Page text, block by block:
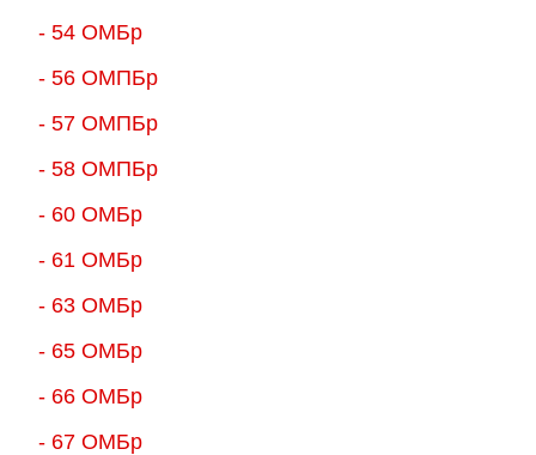
- 54 ОМБр
- 56 ОМПБр
- 57 ОМПБр
- 58 ОМПБр
- 60 ОМБр
- 61 ОМБр
- 63 ОМБр
- 65 ОМБр
- 66 ОМБр
- 67 ОМБр